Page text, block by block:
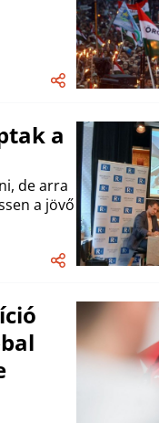
a
de arra
a jövő